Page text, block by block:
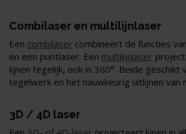
Combilaser en multilijnlaser
Een combilaser combineert de functies
en een puntlaser. Een multilijnlaser
lijnen tegelijk, ook in 360°. Beide geschikt
tegelwerk en het nauwkeurig uitlijnen van
3D / 4D laser